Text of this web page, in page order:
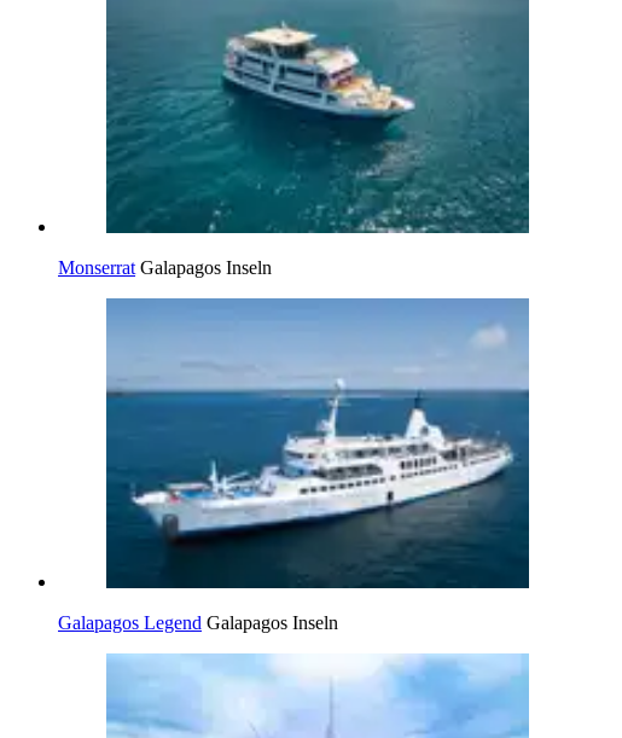
Monserrat Galapagos Inseln
Galapagos Legend Galapagos Inseln